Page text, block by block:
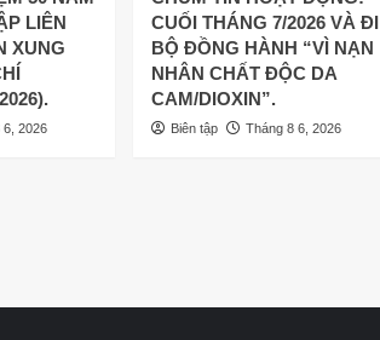
LIÊN
XUNG
6, 2026
CUỐI THÁNG 7/2026 VÀ ĐI
BỘ ĐỒNG HÀNH “VÌ NẠN
NHÂN CHẤT ĐỘC DA
CAM/DIOXIN”.
Biên tập Tháng 8 6, 2026